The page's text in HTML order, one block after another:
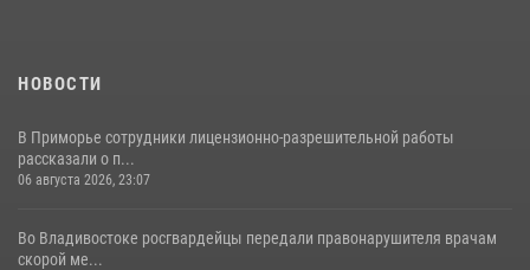
НОВОСТИ
В Приморье сотрудники лицензионно-разрешительной работы
рассказали о п...
06 августа 2026, 23:07
Во Владивостоке росгвардейцы передали правонарушителя врачам
скорой ме...